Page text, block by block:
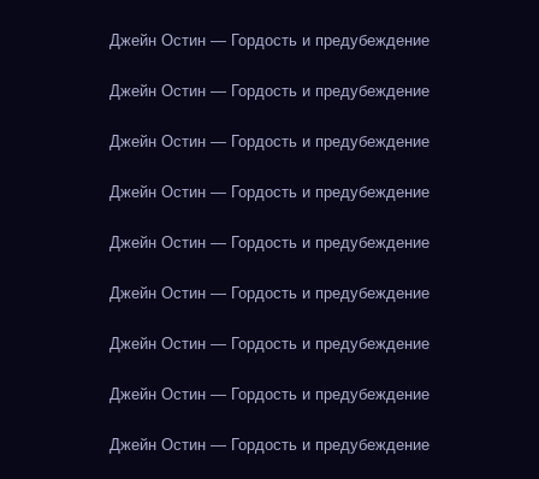
Джейн Остин — Гордость и предубеждение
Джейн Остин — Гордость и предубеждение
Джейн Остин — Гордость и предубеждение
Джейн Остин — Гордость и предубеждение
Джейн Остин — Гордость и предубеждение
Джейн Остин — Гордость и предубеждение
Джейн Остин — Гордость и предубеждение
Джейн Остин — Гордость и предубеждение
Джейн Остин — Гордость и предубеждение